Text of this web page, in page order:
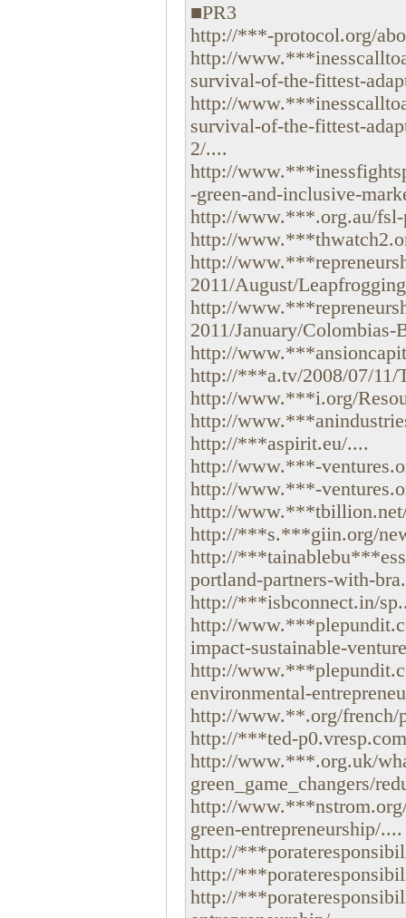
■PR3
http://***-protocol.org/
http://
survival-of-the-fittest-
http://
survival-of-the-fittest-
2/....
http://
-green-and-inclusive-
http://www.***.org.au/fsl-
http://
http://
2011/August/
http://
2011/January/
http://
http://***a.tv/2008/07/11/
http://www.***i.org/
http://
http://***aspirit.eu/....
http://www.***-
http://www.***-
http://
http://***s.***giin.org/
http://
portland-partners-with-
http://***isbconnect.in/
http://
impact-sustainable-
http://
environmental-
http://www.**.org/french/
http://***ted-
http://www.***.org.uk/
green_game_changers/
http://
green-entrepreneurship/....
http://
http://
http://